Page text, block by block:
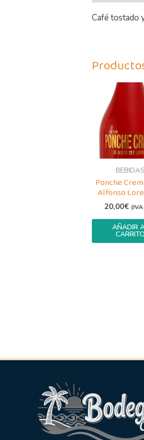
Café tostado
BEBIDAS
Ponche
Alfonso
20,00€
AÑADIR
CARRITO